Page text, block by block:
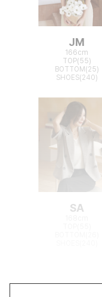
JM
166cm
TOP(55)
BOTTOM(25)
SHOES(240)
SA